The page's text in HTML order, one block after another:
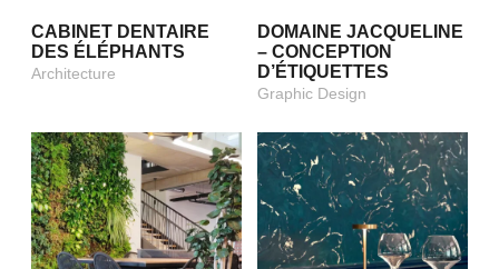
CABINET DENTAIRE
DES ÉLÉPHANTS
Architecture
DOMAINE JACQUELINE
– CONCEPTION
D’ÉTIQUETTES
Graphic Design